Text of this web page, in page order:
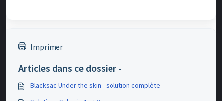
Imprimer
Articles dans ce dossier -
Blacksad Under the skin - solution complète